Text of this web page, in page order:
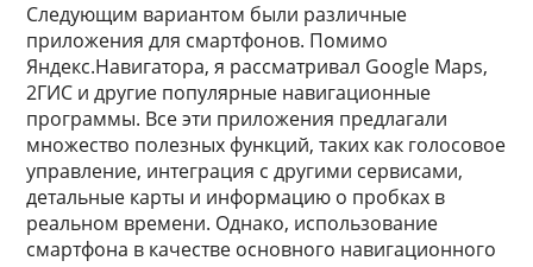
Следующим вариантом были различные
приложения для смартфонов. Помимо
Яндекс.Навигатора, я рассматривал Google Maps,
2ГИС и другие популярные навигационные
программы. Все эти приложения предлагали
множество полезных функций, таких как голосовое
управление, интеграция с другими сервисами,
детальные карты и информацию о пробках в
реальном времени. Однако, использование
смартфона в качестве основного навигационного